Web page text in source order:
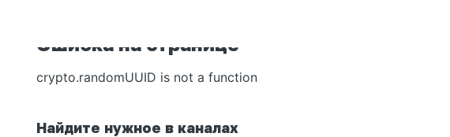
Ошибка на странице
crypto.randomUUID is not a function
Найдите нужное в каналах